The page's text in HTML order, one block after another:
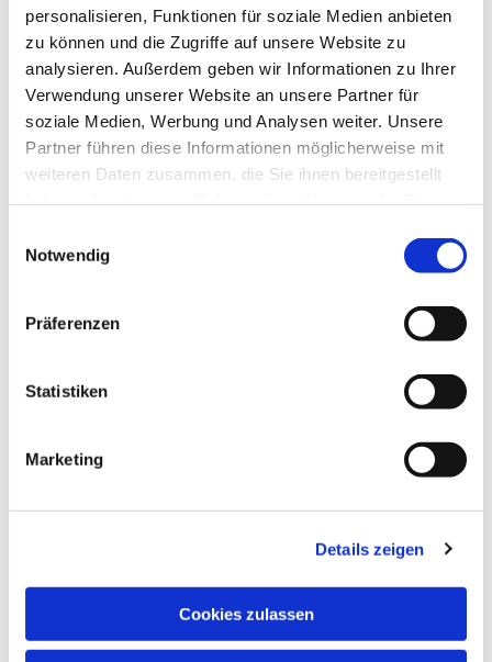
personalisieren, Funktionen für soziale Medien anbieten
zu können und die Zugriffe auf unsere Website zu
analysieren. Außerdem geben wir Informationen zu Ihrer
Verwendung unserer Website an unsere Partner für
soziale Medien, Werbung und Analysen weiter. Unsere
Partner führen diese Informationen möglicherweise mit
weiteren Daten zusammen, die Sie ihnen bereitgestellt
Notwendig
Präferenzen
Statistiken
Marketing
Details zeigen
Cookies zulassen